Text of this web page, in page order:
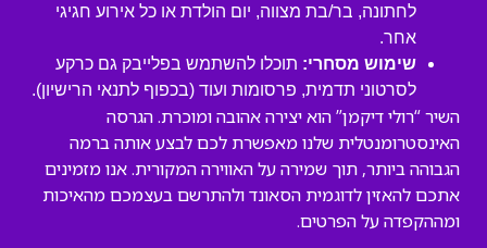
לחתונה, בר/בת מצווה, יום הולדת או כל אירוע חגיגי
אחר.
שימוש מסחרי: תוכלו להשתמש בפלייבק גם כרקע
לסרטוני תדמית, פרסומות ועוד (בכפוף לתנאי הרישיון).
השיר “רולי דיקמן” הוא יצירה אהובה ומוכרת. הגרסה
האינסטרומנטלית שלנו מאפשרת לכם לבצע אותה ברמה
הגבוהה ביותר, תוך שמירה על האווירה המקורית. אנו מזמינים
אתכם להאזין לדוגמית הסאונד ולהתרשם בעצמכם מהאיכות
ומההקפדה על הפרטים.